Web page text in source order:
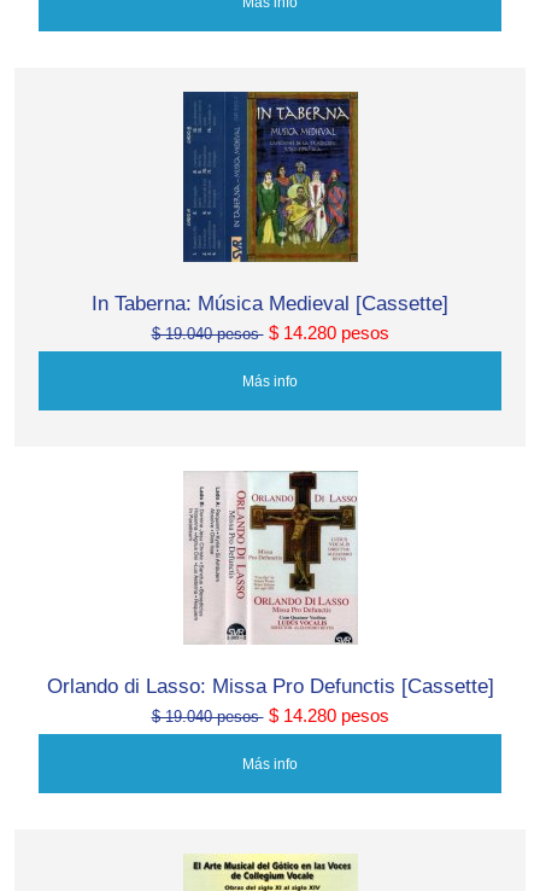
In Taberna: Música Medieval [Cassette]
$ 19.040 pesos $ 14.280 pesos
Más info
Orlando di Lasso: Missa Pro Defunctis [Cassette]
$ 19.040 pesos $ 14.280 pesos
Más info